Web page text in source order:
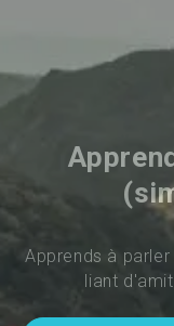
Apprends à
liant